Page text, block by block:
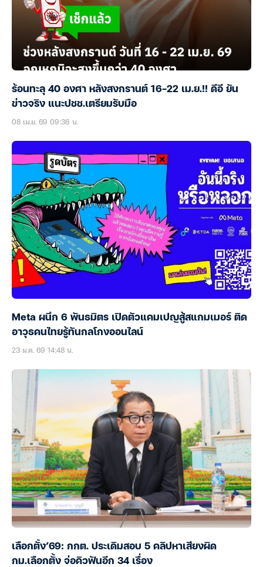
ร้อนทะลุ 40 องศา หลังสงกรานต์ 16-22 เม.ย.!! ดีอี ยัน
ข่าวจริง แนะปชช.เตรียมรับมือ
08 เม.ย. 69 09:36 น.
Meta ผนึก 6 พันธมิตร เปิดตัวแคมเปญสู้สแกมเมอร์ ติด
อาวุธคนไทยรู้ทันกลโกงออนไลน์
23 ม.ค. 69 14:48 น.
เลือกตั้ง’69: กกต. ประเดิมสอบ 5 คลิปหาเสียงผิด
กม.เลือกตั้ง จ่อคิวฟันอีก 34 เรื่อง